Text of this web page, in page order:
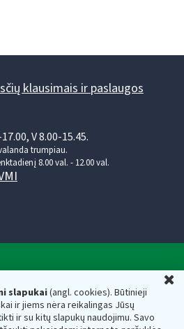
slapukai(angl. cookies). Būtinieji
ir jiems nėra reikalingas Jūsų
ir su kitų slapukų naudojimu. Savo
klausimais ir paslaugos
V 8.00-15.45.
trumpiau.
8.00 val. - 12.00 val.
ministerijos
kodas — 188659752,